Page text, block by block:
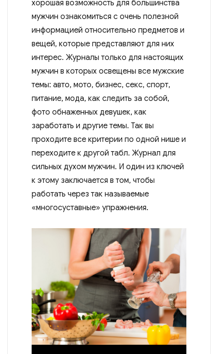
хорошая возможность для большинства
мужчин ознакомиться с очень полезной
информацией относительно предметов и
вещей, которые представляют для них
интерес. Журналы только для настоящих
мужчин в которых освещены все мужские
темы: авто, мото, бизнес, секс, спорт,
питание, мода, как следить за собой,
фото обнаженных девушек, как
заработать и другие темы. Так вы
проходите все критерии по одной нише и
переходите к другой табл. Журнал для
сильных духом мужчин. И один из ключей
к этому заключается в том, чтобы
работать через так называемые
«многосуставные» упражнения.